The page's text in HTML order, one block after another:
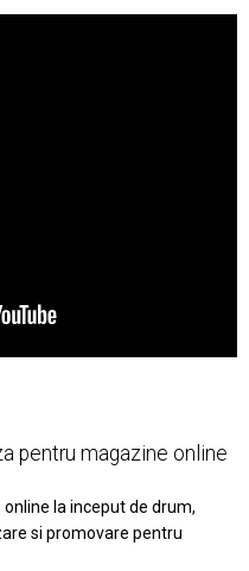
pentru magazine online
la inceput de drum,
si promovare pentru